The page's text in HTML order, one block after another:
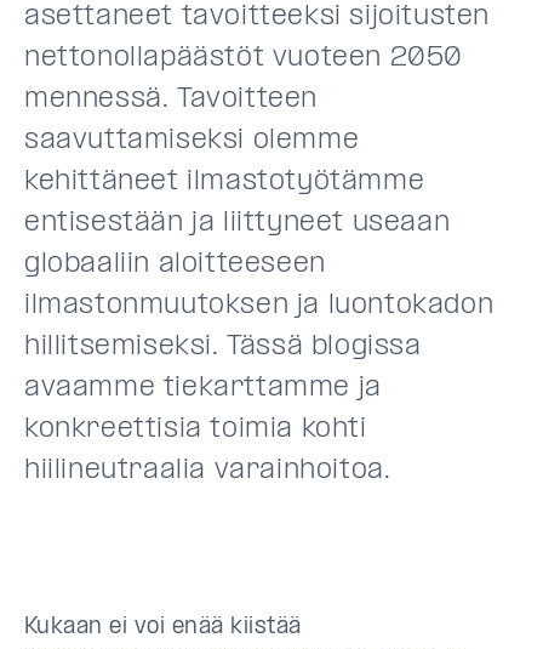
asettaneet tavoitteeksi sijoitusten
nettonollapäästöt vuoteen 2050
mennessä. Tavoitteen
saavuttamiseksi olemme
kehittäneet ilmastotyötämme
entisestään ja liittyneet useaan
globaaliin aloitteeseen
ilmastonmuutoksen ja luontokadon
hillitsemiseksi. Tässä blogissa
avaamme tiekarttamme ja
konkreettisia toimia kohti
hiilineutraalia varainhoitoa.
Kukaan ei voi enää kiistää